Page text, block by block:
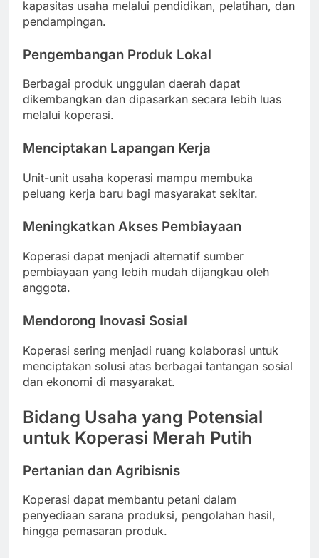
kapasitas usaha melalui pendidikan, pelatihan, dan
pendampingan.
Pengembangan Produk Lokal
Berbagai produk unggulan daerah dapat
dikembangkan dan dipasarkan secara lebih luas
melalui koperasi.
Menciptakan Lapangan Kerja
Unit-unit usaha koperasi mampu membuka
peluang kerja baru bagi masyarakat sekitar.
Meningkatkan Akses Pembiayaan
Koperasi dapat menjadi alternatif sumber
pembiayaan yang lebih mudah dijangkau oleh
anggota.
Mendorong Inovasi Sosial
Koperasi sering menjadi ruang kolaborasi untuk
menciptakan solusi atas berbagai tantangan sosial
dan ekonomi di masyarakat.
Bidang Usaha yang Potensial
untuk Koperasi Merah Putih
Pertanian dan Agribisnis
Koperasi dapat membantu petani dalam
penyediaan sarana produksi, pengolahan hasil,
hingga pemasaran produk.